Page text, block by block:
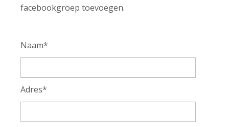
facebookgroep toevoegen.
Naam*
Adres*